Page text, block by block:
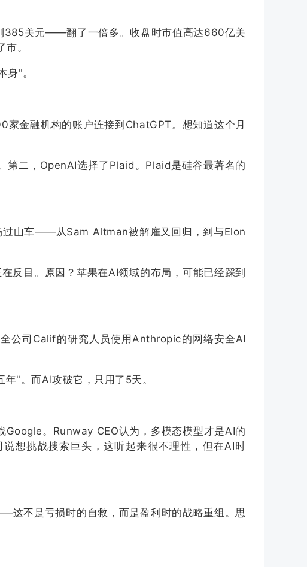
385美元——翻了一倍多。收盘时市值高达660亿美
。
身"。
家金融机构的账户连接到ChatGPT。想知道这个月
二，OpenAI选择了Plaid。Plaid是硅谷最著名的
过山车——从Sam Altman被解雇又回归，到与Elon
反目。原因？苹果在AI领域的布局，可能已经踩到
公司Calif的研究人员使用Anthropic的网络安全AI
"。而AI攻破它，只用了5天。
。Runway CEO认为，多模态模型才是AI的
想挑战搜索巨头，这听起来很不理性，但在AI时
不是亏损时的自救，而是盈利时的战略重组。思